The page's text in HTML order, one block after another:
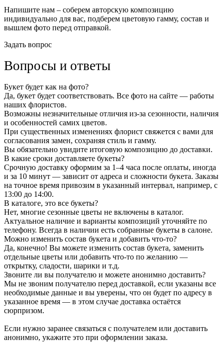
Напишите нам – соберем авторскую композицию
индивидуально для вас, подберем цветовую гамму, состав и
вышлем фото перед отправкой.
Задать вопрос
Вопросы и ответы
Букет будет как на фото?
Да, букет будет соответствовать. Все фото на сайте — работы
наших флористов.
Возможны незначительные отличия из-за сезонности, наличия
и особенностей самих цветов.
При существенных изменениях флорист свяжется с вами для
согласования замен, сохраняя стиль и гамму.
Вы обязательно увидите итоговую композицию до доставки.
В какие сроки доставляете букеты?
Срочную доставку оформим за 1–4 часа после оплаты, иногда
и за 10 минут — зависит от адреса и сложности букета. Заказы
на точное время привозим в указанный интервал, например, с
13:00 до 14:00.
В каталоге, это все букеты?
Нет, многие сезонные цветы не включены в каталог.
Актуальное наличие и варианты композиций уточняйте по
телефону. Всегда в наличии есть собранные букеты в салоне.
Можно изменить состав букета и добавить что-то?
Да, конечно! Вы можете изменить состав букета, заменить
отдельные цветы или добавить что-то по желанию —
открытку, сладости, шарики и т.д.
Звоните ли вы получателю и можете анонимно доставить?
Мы не звоним получателю перед доставкой, если указаны все
необходимые данные и вы уверены, что он будет по адресу в
указанное время — в этом случае доставка остаётся
сюрпризом.
Если нужно заранее связаться с получателем или доставить
анонимно, укажите это при оформлении заказа.